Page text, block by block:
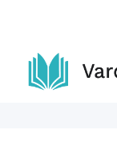
content